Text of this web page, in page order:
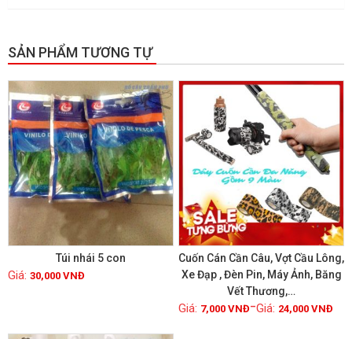
SẢN PHẨM TƯƠNG TỰ
Túi nhái 5 con
30,000 VNĐ
GIẢM GIÁ!
Xem chi tiết
Cuốn Cán Cần Câu, Vợt Cầu Lông,
Xe Đạp , Đèn Pin, Máy Ảnh, Băng
Vết Thương,…
7,000 VNĐ– 24,000 VNĐ